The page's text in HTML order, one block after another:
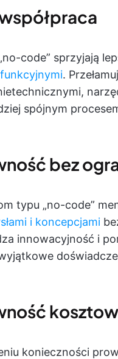
code” sprzyjają
.
spójnym
bez
typu „no-code”
i koncepcjami
innowacyjność i
konieczności